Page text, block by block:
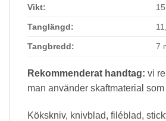
Vikt:
Tanglängd:
Tangbredd: 7
Rekommenderat handtag: vi
man använder skaftmaterial
Kökskniv, knivblad, filéblad,